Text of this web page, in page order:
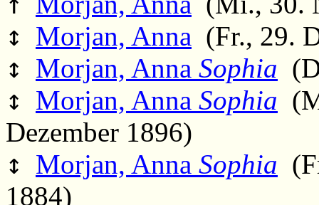
↕ Morjan, Anna (Fr., 29.
↕ Morjan, Anna Sophia
↕ Morjan, Anna Sophia
Dezember 1896)
↕ Morjan, Anna Sophia
1884)